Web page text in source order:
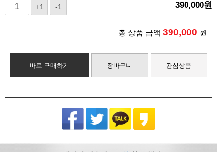
+1 -1 390,000원
총 상품 금액 390,000 원
바로 구매하기 장바구니 관심상품